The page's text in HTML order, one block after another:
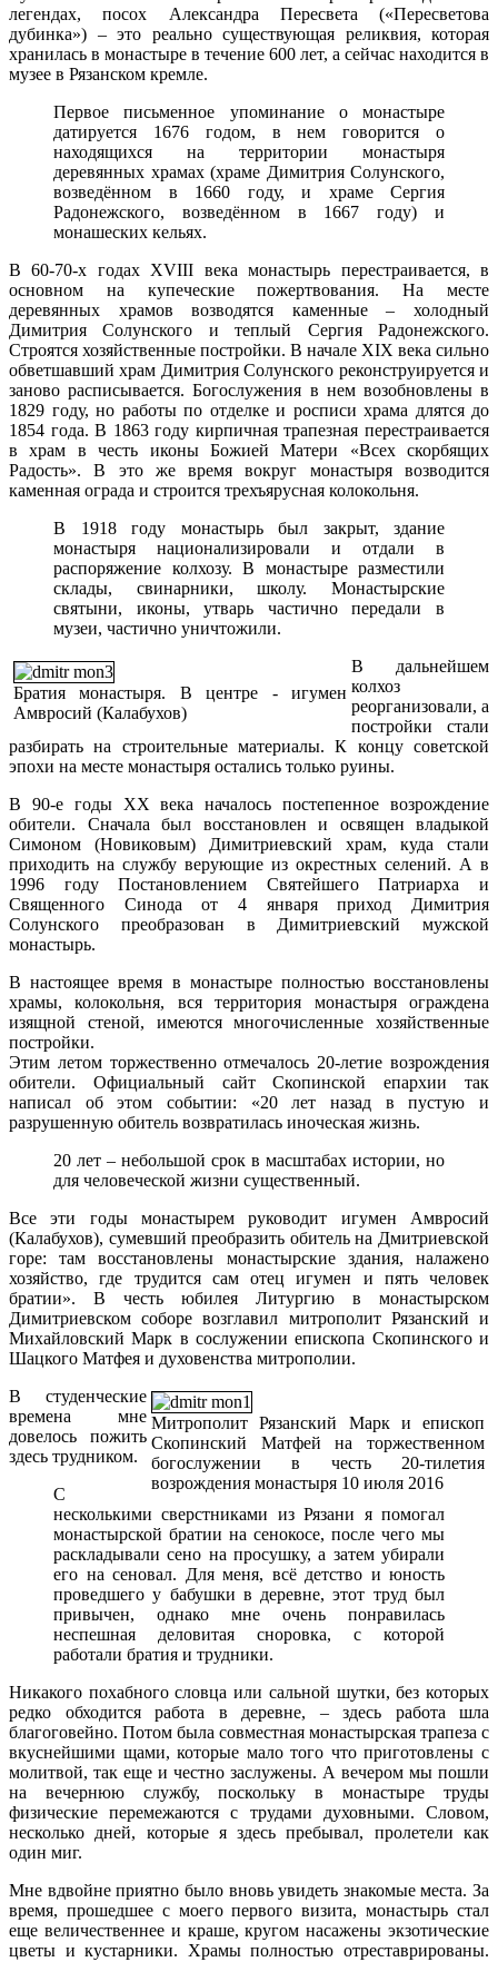
легендах, посох Александра Пересвета («Пересветова
дубинка») – это реально существующая реликвия, которая
хранилась в монастыре в течение 600 лет, а сейчас находится в
музее в Рязанском кремле.
Первое письменное упоминание о монастыре
датируется 1676 годом, в нем говорится о
находящихся на территории монастыря
деревянных храмах (храме Димитрия Солунского,
возведённом в 1660 году, и храме Сергия
Радонежского, возведённом в 1667 году) и
монашеских кельях.
В 60-70-х годах XVIII века монастырь перестраивается, в
основном на купеческие пожертвования. На месте
деревянных храмов возводятся каменные – холодный
Димитрия Солунского и теплый Сергия Радонежского.
Строятся хозяйственные постройки. В начале XIX века сильно
обветшавший храм Димитрия Солунского реконструируется и
заново расписывается. Богослужения в нем возобновлены в
1829 году, но работы по отделке и росписи храма длятся до
1854 года. В 1863 году кирпичная трапезная перестраивается
в храм в честь иконы Божией Матери «Всех скорбящих
Радость». В это же время вокруг монастыря возводится
каменная ограда и строится трехъярусная колокольня.
В 1918 году монастырь был закрыт, здание
монастыря национализировали и отдали в
распоряжение колхозу. В монастыре разместили
склады, свинарники, школу. Монастырские
святыни, иконы, утварь частично передали в
музеи, частично уничтожили.
Братия монастыря. В центре - игумен
Амвросий (Калабухов)
В дальнейшем
колхоз
реорганизовали, а
постройки стали
разбирать на строительные материалы. К концу советской
эпохи на месте монастыря остались только руины.
В 90-е годы XX века началось постепенное возрождение
обители. Сначала был восстановлен и освящен владыкой
Симоном (Новиковым) Димитриевский храм, куда стали
приходить на службу верующие из окрестных селений. А в
1996 году Постановлением Святейшего Патриарха и
Священного Синода от 4 января приход Димитрия
Солунского преобразован в Димитриевский мужской
монастырь.
В настоящее время в монастыре полностью восстановлены
храмы, колокольня, вся территория монастыря ограждена
изящной стеной, имеются многочисленные хозяйственные
постройки.
Этим летом торжественно отмечалось 20-летие возрождения
обители. Официальный сайт Скопинской епархии так
написал об этом событии: «20 лет назад в пустую и
разрушенную обитель возвратилась иноческая жизнь.
20 лет – небольшой срок в масштабах истории, но
для человеческой жизни существенный.
Все эти годы монастырем руководит игумен Амвросий
(Калабухов), сумевший преобразить обитель на Дмитриевской
горе: там восстановлены монастырские здания, налажено
хозяйство, где трудится сам отец игумен и пять человек
братии». В честь юбилея Литургию в монастырском
Димитриевском соборе возглавил митрополит Рязанский и
Михайловский Марк в сослужении епископа Скопинского и
Шацкого Матфея и духовенства митрополии.
Митрополит Рязанский Марк и епископ
Скопинский Матфей на торжественном
богослужении в честь 20-тилетия
возрождения монастыря 10 июля 2016
В студенческие
времена мне
довелось пожить
здесь трудником.
С
несколькими сверстниками из Рязани я помогал
монастырской братии на сенокосе, после чего мы
раскладывали сено на просушку, а затем убирали
его на сеновал. Для меня, всё детство и юность
проведшего у бабушки в деревне, этот труд был
привычен, однако мне очень понравилась
неспешная деловитая сноровка, с которой
работали братия и трудники.
Никакого похабного словца или сальной шутки, без которых
редко обходится работа в деревне, – здесь работа шла
благоговейно. Потом была совместная монастырская трапеза с
вкуснейшими щами, которые мало того что приготовлены с
молитвой, так еще и честно заслужены. А вечером мы пошли
на вечернюю службу, поскольку в монастыре труды
физические перемежаются с трудами духовными. Словом,
несколько дней, которые я здесь пребывал, пролетели как
один миг.
Мне вдвойне приятно было вновь увидеть знакомые места. За
время, прошедшее с моего первого визита, монастырь стал
еще величественнее и краше, кругом насажены экзотические
цветы и кустарники. Храмы полностью отреставрированы.